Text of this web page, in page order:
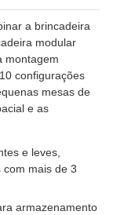
a brincadeira
modular
montagem
configurações
mesas de
e as
e leves,
mais de 3
armazenamento